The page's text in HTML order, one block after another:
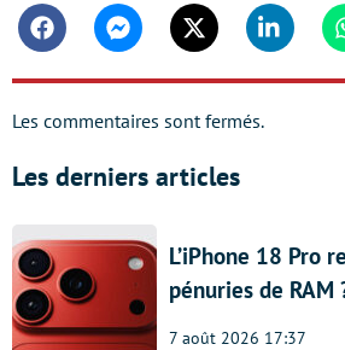
FacebookMessengerTwitter Linkedin
Les commentaires sont fermés.
Les derniers articles
L’iPhone 18 Pro
pénuries de RAM
7 août 2026 17:37